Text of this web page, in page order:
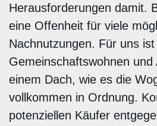
Herausforderungen damit.
eine Offenheit für viele
Nachnutzungen. Für uns
Gemeinschaftswohnen
einem Dach, wie es die
vollkommen in Ordnung.
potenziellen Käufer